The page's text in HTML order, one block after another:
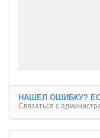
НАШЕЛ ОШИБКУ?
Связаться с